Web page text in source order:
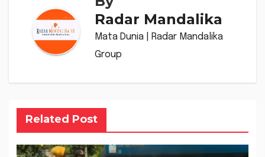
Radar Mandalika
Mata Dunia | Radar Mandalika
Group
Related Post